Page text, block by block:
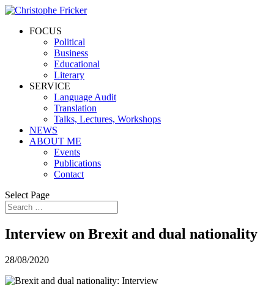
FOCUS
Political
Business
Educational
Literary
SERVICE
Language Audit
Translation
Talks, Lectures, Workshops
NEWS
ABOUT ME
Events
Publications
Contact
Select Page
Interview on Brexit and dual nationality
28/08/2020